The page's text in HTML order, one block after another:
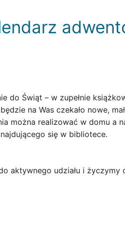
do Świąt – w zupełnie
na Was czekało nowe,
można realizować w domu a
się w bibliotece.
aktywnego udziału i życzymy